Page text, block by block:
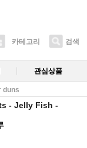
카테고리 검색
관심상품
duns
- Jelly Fish -